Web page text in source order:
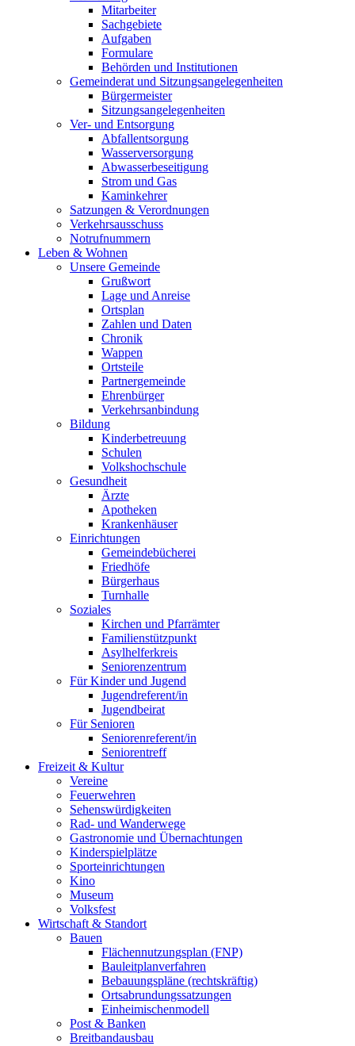
Mitarbeiter
Sachgebiete
Aufgaben
Formulare
Behörden und Institutionen
Gemeinderat und Sitzungsangelegenheiten
Bürgermeister
Sitzungsangelegenheiten
Ver- und Entsorgung
Abfallentsorgung
Wasserversorgung
Abwasserbeseitigung
Strom und Gas
Kaminkehrer
Satzungen & Verordnungen
Verkehrsausschuss
Notrufnummern
Leben & Wohnen
Unsere Gemeinde
Grußwort
Lage und Anreise
Ortsplan
Zahlen und Daten
Chronik
Wappen
Ortsteile
Partnergemeinde
Ehrenbürger
Verkehrsanbindung
Bildung
Kinderbetreuung
Schulen
Volkshochschule
Gesundheit
Ärzte
Apotheken
Krankenhäuser
Einrichtungen
Gemeindebücherei
Friedhöfe
Bürgerhaus
Turnhalle
Soziales
Kirchen und Pfarrämter
Familienstützpunkt
Asylhelferkreis
Seniorenzentrum
Für Kinder und Jugend
Jugendreferent/in
Jugendbeirat
Für Senioren
Seniorenreferent/in
Seniorentreff
Freizeit & Kultur
Vereine
Feuerwehren
Sehenswürdigkeiten
Rad- und Wanderwege
Gastronomie und Übernachtungen
Kinderspielplätze
Sporteinrichtungen
Kino
Museum
Volksfest
Wirtschaft & Standort
Bauen
Flächennutzungsplan (FNP)
Bauleitplanverfahren
Bebauungspläne (rechtskräftig)
Ortsabrundungssatzungen
Einheimischenmodell
Post & Banken
Breitbandausbau